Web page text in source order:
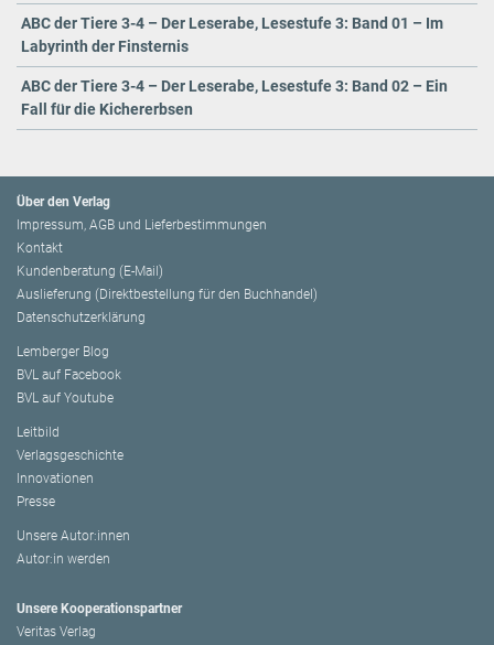
ABC der Tiere 3-4 – Der Leserabe, Lesestufe 3: Band 01 – Im
Labyrinth der Finsternis
ABC der Tiere 3-4 – Der Leserabe, Lesestufe 3: Band 02 – Ein
Fall für die Kichererbsen
Über den Verlag
Impressum, AGB und Lieferbestimmungen
Kontakt
Kundenberatung (E-Mail)
Auslieferung (Direktbestellung für den Buchhandel)
Datenschutzerklärung
Lemberger Blog
BVL auf Facebook
BVL auf Youtube
Leitbild
Verlagsgeschichte
Innovationen
Presse
Unsere Autor:innen
Autor:in werden
Unsere Kooperationspartner
Veritas Verlag